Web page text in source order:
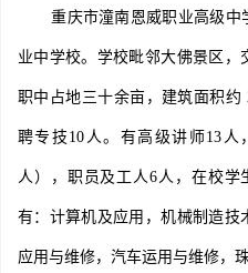
重庆市潼南恩威职业高级中
业中学校。学校毗邻大佛景区
职中占地三十余亩，建筑面积
聘专技10人。有高级讲师13人
人），职员及工人6人，在校学
有：计算机及应用，机械制造技
应用与维修，汽车运用与维修，